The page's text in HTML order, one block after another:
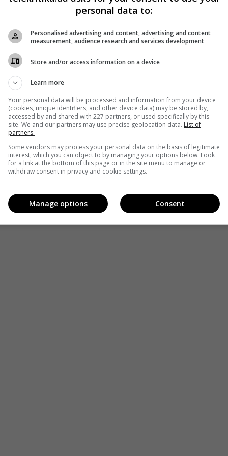
personal data to:
Personalised advertising and content, advertising and content
measurement, audience research and services development
Store and/or access information on a device
Learn more
Your personal data will be processed and information from your device
(cookies, unique identifiers, and other device data) may be stored by,
accessed by and shared with 227 partners, or used specifically by this
site. We and our partners may use precise geolocation data. List of
partners.
Some vendors may process your personal data on the basis of legitimate
interest, which you can object to by managing your options below. Look
for a link at the bottom of this page or in the site menu to manage or
withdraw consent in privacy and cookie settings.
Consent
Manage options